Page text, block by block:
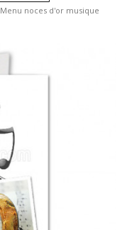
Menu noces d'or musique